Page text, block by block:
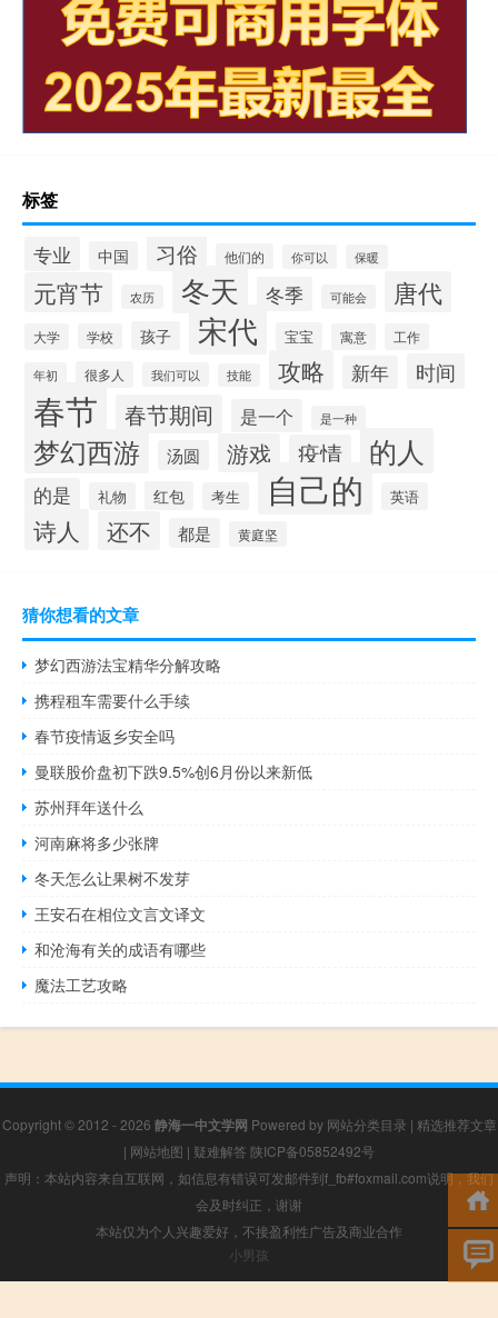
标签
专业 中国 习俗 他们的 你可以 保暖
元宵节 农历 冬天 冬季 可能会 唐代
大学 学校 孩子 宋代 宝宝 寓意 工作
年初 很多人 我们可以 技能 攻略 新年 时间
春节 春节期间 是一个 是一种
梦幻西游 汤圆 游戏 疫情 的人
的是 礼物 红包 考生 自己的 英语
诗人 还不 都是 黄庭坚
猜你想看的文章
梦幻西游法宝精华分解攻略
携程租车需要什么手续
春节疫情返乡安全吗
曼联股价盘初下跌9.5%创6月份以来新低
苏州拜年送什么
河南麻将多少张牌
冬天怎么让果树不发芽
王安石在相位文言文译文
和沧海有关的成语有哪些
魔法工艺攻略
Copyright © 2012 - 2026 静海一中文学网 Powered by 网站分类目录 | 精选推荐文章
| 网站地图 | 疑难解答 陕ICP备05852492号
声明：本站内容来自互联网，如信息有错误可发邮件到f_fb#foxmail.com说明，我们
会及时纠正，谢谢
本站仅为个人兴趣爱好，不接盈利性广告及商业合作
小男孩